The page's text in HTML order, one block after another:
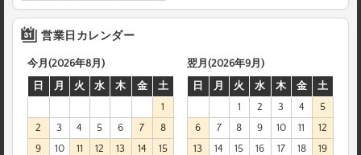
営業日カレンダー
今月(2026年8月)
日
月 火 水 木 金
土
1
2
3 4 5 6 7
8
9
10 11 12 13 14
15
翌月(2026年9月)
日
月 火 水 木 金
土
1
2 3 4
5
6
7 8 9 10 11
12
13
14 15 16 17 18
19